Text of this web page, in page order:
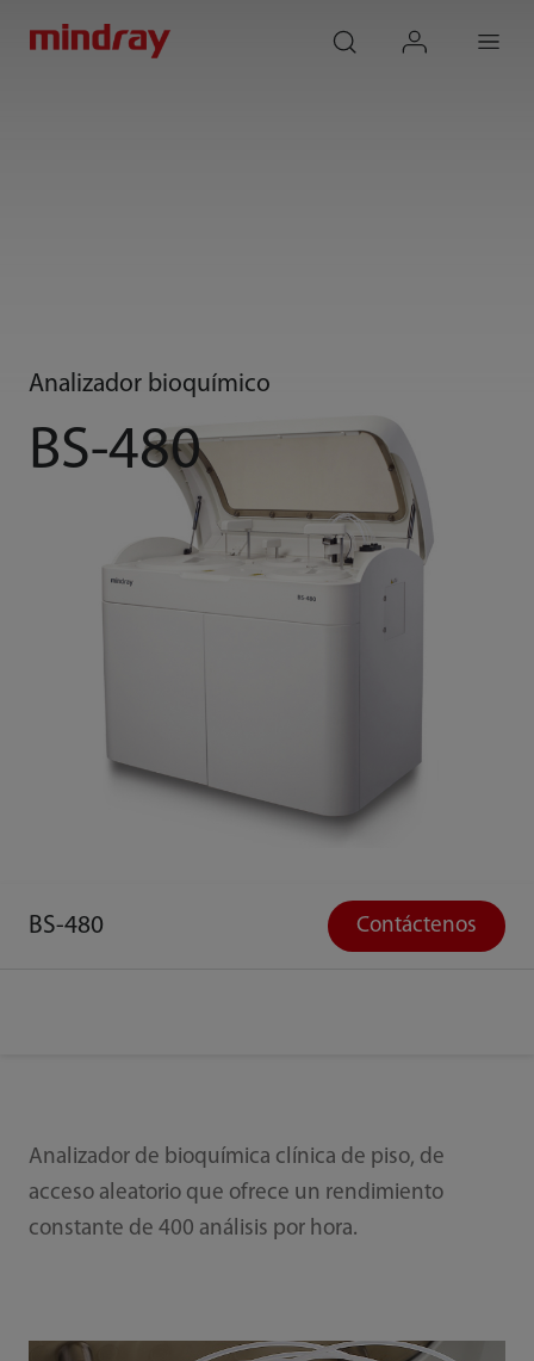
Analizador bioquímico
BS-480
BS-480 Contáctenos
Analizador de bioquímica clínica de piso, de
acceso aleatorio que ofrece un rendimiento
constante de 400 análisis por hora.